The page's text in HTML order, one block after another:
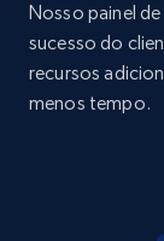
Home
using
Nosso painel
sucesso do
recursos
menos tempo.